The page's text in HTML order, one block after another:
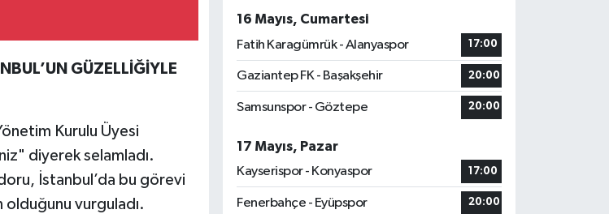
GÜZELLİĞİYLE
Kurulu Üyesi
diyerek selamladı.
İstanbul’da bu görevi
olduğunu vurguladı.
16 Mayıs, Cumartesi
Fatih Karagümrük - Alanyaspor
17:00
Gaziantep FK - Başakşehir 20:00
Samsunspor - Göztepe 20:00
17 Mayıs, Pazar
Kayserispor - Konyaspor
17:00
Fenerbahçe - Eyüpspor 20:00